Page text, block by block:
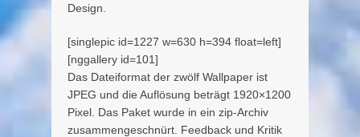
Design.
[singlepic id=1227 w=630 h=394 float=left]
[nggallery id=101]
Das Dateiformat der zwölf Wallpaper ist
JPEG und die Auflösung beträgt 1920×1200
Pixel. Das Paket wurde in ein zip-Archiv
zusammengeschnürt. Feedback und Kritik